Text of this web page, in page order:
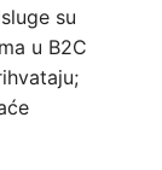
su
u B2C